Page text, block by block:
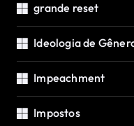
grande reset
Ideologia de
Impeachment
Impostos